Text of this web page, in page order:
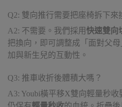
Q2: 雙向推行需要把座椅拆下來
A2: 不需要。我們採用快速雙向
把換向，即可調整成「面對父
加與新生兒的互動性。
Q3: 推車收折後體積大嗎？
A3: Youbi橫平移X雙向輕量秒